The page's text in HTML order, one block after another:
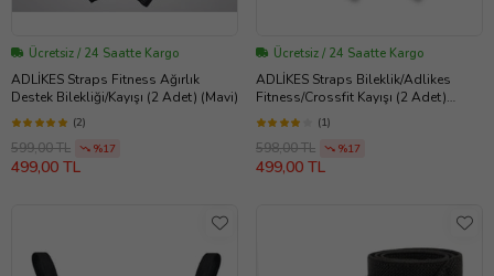
Ücretsiz / 24 Saatte Kargo
ADLİKES Straps Fitness Ağırlık
Destek Bilekliği/Kayışı (2 Adet) (Mavi)
(2)
599,00 TL %17
499,00 TL
Ücretsiz / 24 Saatte Kargo
ADLİKES Straps Bileklik/Adlikes
Fitness/Crossfit Kayışı (2 Adet)
(Siyah)
(1)
598,00 TL %17
499,00 TL